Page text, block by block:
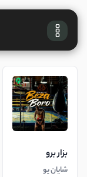
بزار برو
شایان یو